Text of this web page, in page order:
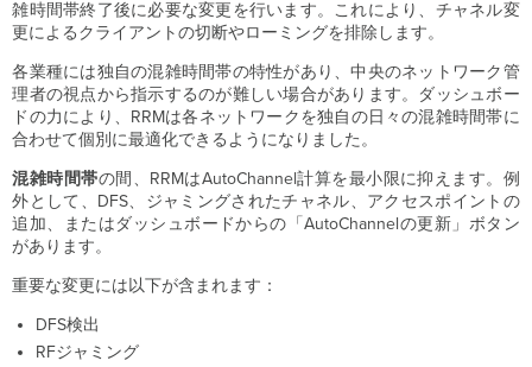
雑時間帯終了後に必要な変更を行います。これにより、チャネル変
更によるクライアントの切断やローミングを排除します。
各業種には独自の混雑時間帯の特性があり、中央のネットワーク管
理者の視点から指示するのが難しい場合があります。ダッシュボー
ドの力により、RRMは各ネットワークを独自の日々の混雑時間帯に
合わせて個別に最適化できるようになりました。
混雑時間帯の間、RRMはAutoChannel計算を最小限に抑えます。例
外として、DFS、ジャミングされたチャネル、アクセスポイントの
追加、またはダッシュボードからの「AutoChannelの更新」ボタン
があります。
重要な変更には以下が含まれます：
DFS検出
RFジャミング